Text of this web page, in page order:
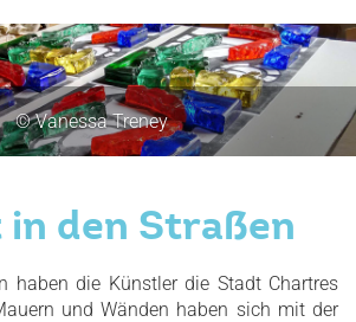
in den Straßen
haben die Künstler die Stadt Chartres
und Wänden haben sich mit der